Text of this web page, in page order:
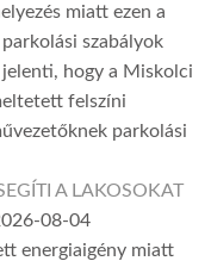
miatt ezen a
szabályok
jelenti, hogy a Miskolci
felszíni
parkolási
A LAKOSOKAT
08-04
energiaigény miatt